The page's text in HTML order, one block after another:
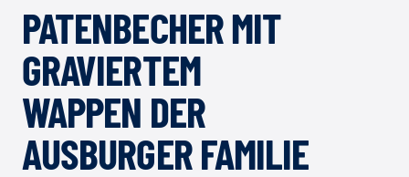
PATENBECHER MIT
GRAVIERTEM
WAPPEN DER
AUSBURGER FAMILIE